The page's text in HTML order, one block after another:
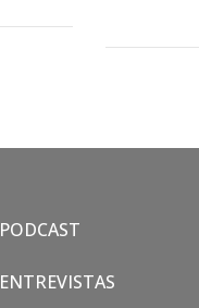
PODCAST
ENTREVISTAS